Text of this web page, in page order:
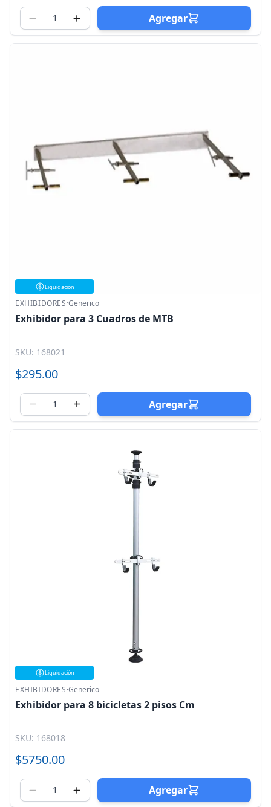
Agregar
Liquidación
EXHIBIDORES·Generico
Exhibidor para 3 Cuadros de MTB
SKU: 168021
$295.00
Agregar
Liquidación
EXHIBIDORES·Generico
Exhibidor para 8 bicicletas 2 pisos Cm
SKU: 168018
$5750.00
Agregar